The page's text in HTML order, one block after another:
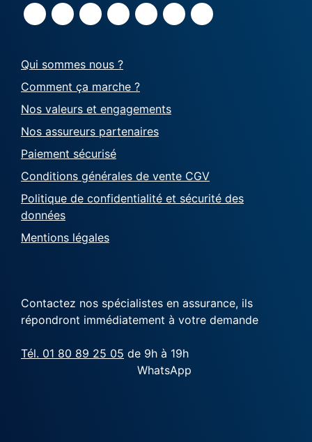
Qui sommes nous ?
Comment ça marche ?
Nos valeurs et engagements
Nos assureurs partenaires
Paiement sécurisé
Conditions générales de vente CGV
Politique de confidentialité et sécurité des
données
Mentions légales
Contactez nos spécialistes en assurance, ils
répondront immédiatement à votre demande
Tél. 01 80 89 25 05 de 9h à 19h
WhatsApp